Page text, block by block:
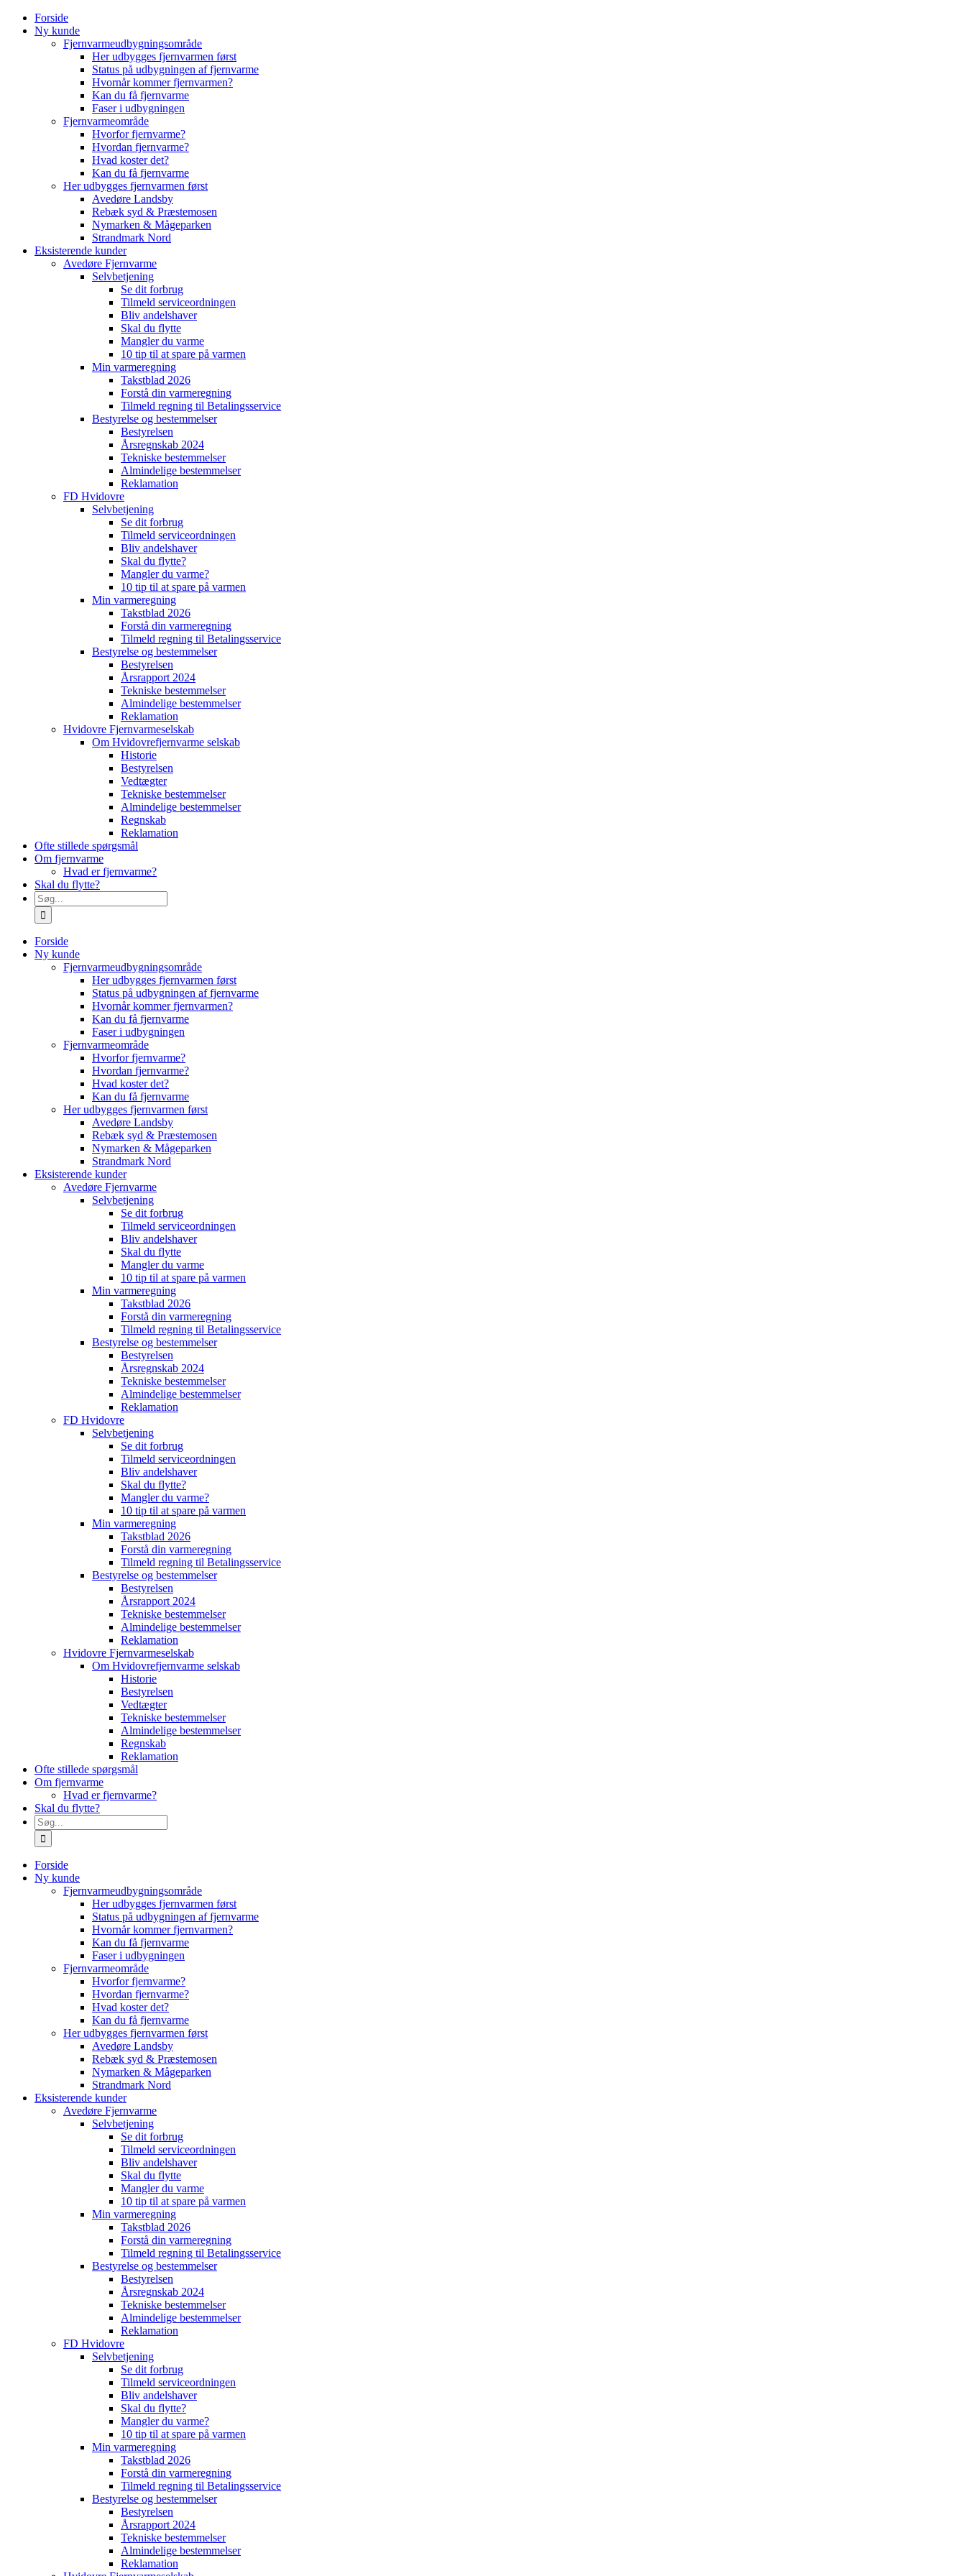
Skip
Forside
Ny kunde
Fjernvarmeudbygningsområde
Her udbygges fjernvarmen først
Status på udbygningen af fjernvarme
Hvornår kommer fjernvarmen?
Kan du få fjernvarme
Faser i udbygningen
Fjernvarmeområde
Hvorfor fjernvarme?
Hvordan fjernvarme?
Hvad koster det?
Kan du få fjernvarme
Her udbygges fjernvarmen først
Avedøre Landsby
Rebæk syd & Præstemosen
Nymarken & Mågeparken
Strandmark Nord
Eksisterende kunder
Avedøre Fjernvarme
Selvbetjening
Se dit forbrug
Tilmeld serviceordningen
Bliv andelshaver
Skal du flytte
Mangler du varme
10 tip til at spare på varmen
Min varmeregning
Takstblad 2026
Forstå din varmeregning
Tilmeld regning til Betalingsservice
Bestyrelse og bestemmelser
Bestyrelsen
Årsregnskab 2024
Tekniske bestemmelser
Almindelige bestemmelser
Reklamation
FD Hvidovre
Selvbetjening
Se dit forbrug
Tilmeld serviceordningen
Bliv andelshaver
Skal du flytte?
Mangler du varme?
10 tip til at spare på varmen
Min varmeregning
Takstblad 2026
Forstå din varmeregning
Tilmeld regning til Betalingsservice
Bestyrelse og bestemmelser
Bestyrelsen
Årsrapport 2024
Tekniske bestemmelser
Almindelige bestemmelser
Reklamation
Hvidovre Fjernvarmeselskab
Om Hvidovrefjernvarme selskab
Historie
Bestyrelsen
Vedtægter
Tekniske bestemmelser
Almindelige bestemmelser
Regnskab
Reklamation
Ofte stillede spørgsmål
Om fjernvarme
Hvad er fjernvarme?
Skal du flytte?
Søg
efter:
Forside
Ny kunde
Fjernvarmeudbygningsområde
Her udbygges fjernvarmen først
Status på udbygningen af fjernvarme
Hvornår kommer fjernvarmen?
Kan du få fjernvarme
Faser i udbygningen
Fjernvarmeområde
Hvorfor fjernvarme?
Hvordan fjernvarme?
Hvad koster det?
Kan du få fjernvarme
Her udbygges fjernvarmen først
Avedøre Landsby
Rebæk syd & Præstemosen
Nymarken & Mågeparken
Strandmark Nord
Eksisterende kunder
Avedøre Fjernvarme
Selvbetjening
Se dit forbrug
Tilmeld serviceordningen
Bliv andelshaver
Skal du flytte
Mangler du varme
10 tip til at spare på varmen
Min varmeregning
Takstblad 2026
Forstå din varmeregning
Tilmeld regning til Betalingsservice
Bestyrelse og bestemmelser
Bestyrelsen
Årsregnskab 2024
Tekniske bestemmelser
Almindelige bestemmelser
Reklamation
FD Hvidovre
Selvbetjening
Se dit forbrug
Tilmeld serviceordningen
Bliv andelshaver
Skal du flytte?
Mangler du varme?
10 tip til at spare på varmen
Min varmeregning
Takstblad 2026
Forstå din varmeregning
Tilmeld regning til Betalingsservice
Bestyrelse og bestemmelser
Bestyrelsen
Årsrapport 2024
Tekniske bestemmelser
Almindelige bestemmelser
Reklamation
Hvidovre Fjernvarmeselskab
Om Hvidovrefjernvarme selskab
Historie
Bestyrelsen
Vedtægter
Tekniske bestemmelser
Almindelige bestemmelser
Regnskab
Reklamation
Ofte stillede spørgsmål
Om fjernvarme
Hvad er fjernvarme?
Skal du flytte?
Søg
efter:
Forside
Ny kunde
Fjernvarmeudbygningsområde
Her udbygges fjernvarmen først
Status på udbygningen af fjernvarme
Hvornår kommer fjernvarmen?
Kan du få fjernvarme
Faser i udbygningen
Fjernvarmeområde
Hvorfor fjernvarme?
Hvordan fjernvarme?
Hvad koster det?
Kan du få fjernvarme
Her udbygges fjernvarmen først
Avedøre Landsby
Rebæk syd & Præstemosen
Nymarken & Mågeparken
Strandmark Nord
Eksisterende kunder
Avedøre Fjernvarme
Selvbetjening
Se dit forbrug
Tilmeld serviceordningen
Bliv andelshaver
Skal du flytte
Mangler du varme
10 tip til at spare på varmen
Min varmeregning
Takstblad 2026
Forstå din varmeregning
Tilmeld regning til Betalingsservice
Bestyrelse og bestemmelser
Bestyrelsen
Årsregnskab 2024
Tekniske bestemmelser
Almindelige bestemmelser
Reklamation
FD Hvidovre
Selvbetjening
Se dit forbrug
Tilmeld serviceordningen
Bliv andelshaver
Skal du flytte?
Mangler du varme?
10 tip til at spare på varmen
Min varmeregning
Takstblad 2026
Forstå din varmeregning
Tilmeld regning til Betalingsservice
Bestyrelse og bestemmelser
Bestyrelsen
Årsrapport 2024
Tekniske bestemmelser
Almindelige bestemmelser
Reklamation